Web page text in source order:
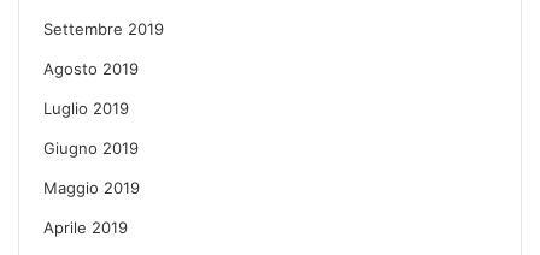
Settembre 2019
Agosto 2019
Luglio 2019
Giugno 2019
Maggio 2019
Aprile 2019